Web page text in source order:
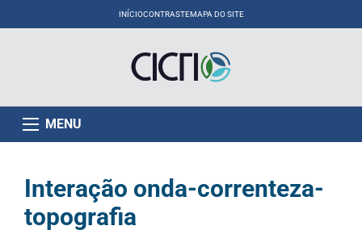
INÍCIOCONTRASTEMAPA DO SITE
MENU
Interação onda-correnteza-
topografia